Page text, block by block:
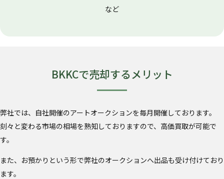
など
BKKCで売却するメリット
弊社では、自社開催のアートオークションを毎月開催しております。
刻々と変わる市場の相場を熟知しておりますので、高価買取が可能で
す。
また、お預かりという形で弊社のオークションへ出品も受け付けており
ます。